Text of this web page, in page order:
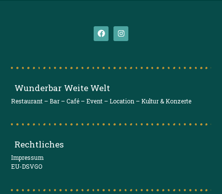
Wunderbar Weite Welt
Restaurant – Bar – Café – Event – Location – Kultur & Konzerte
Rechtliches
Impressum
EU-DSVGO